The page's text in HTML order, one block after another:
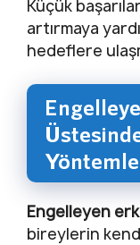
Küçük
artırmaya
hedeflere
Engelleyen
bireylerin